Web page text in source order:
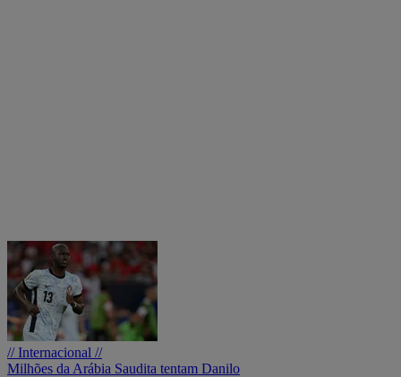
// Internacional //
Milhões da Arábia Saudita tentam Danilo